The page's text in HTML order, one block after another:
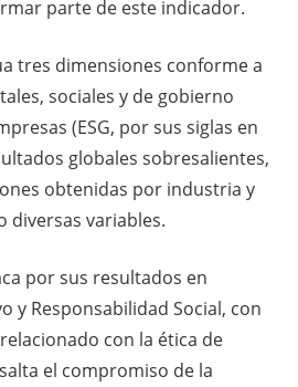
parte de este indicador.
tres dimensiones conforme a
sociales y de gobierno
(ESG, por sus siglas en
globales sobresalientes,
obtenidas por industria y
diversas variables.
por sus resultados en
y Responsabilidad Social, con
con la ética de
el compromiso de la